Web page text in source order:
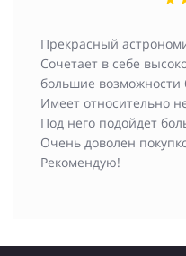
Прекрасный
Сочетает в себе
большие возможности
Имеет относительно
Под него подойдет
Очень доволен
Рекомендую!